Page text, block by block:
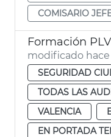
COMISARIO
modificado hace
SEGURIDAD
TODAS LAS
VALENCIA
EN PORTADA